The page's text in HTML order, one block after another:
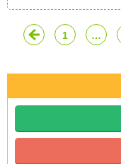
1 …